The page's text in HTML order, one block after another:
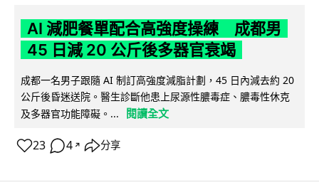
AI 減肥餐單配合高強度操練 成都男
45 日減 20 公斤後多器官衰竭
成都一名男子跟隨 AI 制訂高強度減脂計劃，45 日內減去約 20
公斤後昏迷送院。醫生診斷他患上尿源性膿毒症、膿毒性休克
及多器官功能障礙。...
閱讀全文
23 4 ↗ 分享